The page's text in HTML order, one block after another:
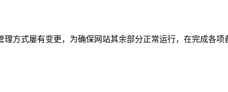
方式屡有变更，为确保网站其余部分正常运行，在完成各